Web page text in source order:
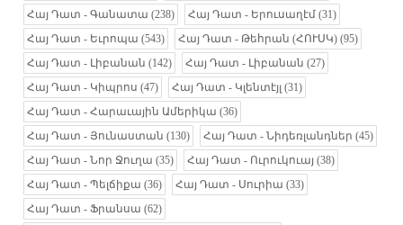
Հայ Դատ - Գանատա (238) Հայ Դատ - Երուսաղէմ (31)
Հայ Դատ - Եւրոպա (543) Հայ Դատ - Թեհրան (ՀՈՒՍԿ) (95)
Հայ Դատ - Լիբանան (142) Հայ Դատ - Լիբանան (27)
Հայ Դատ - Կիպրոս (47) Հայ Դատ - Կլենտէյլ (31)
Հայ Դատ - Հարաւային Ամերիկա (36)
Հայ Դատ - Յունաստան (130) Հայ Դատ - Նիդեռլանդներ (45)
Հայ Դատ - Նոր Ջուղա (35) Հայ Դատ - Ուրուկուայ (38)
Հայ Դատ - Պելճիքա (36) Հայ Դատ - Սուրիա (33)
Հայ Դատ - Ֆրանսա (62)